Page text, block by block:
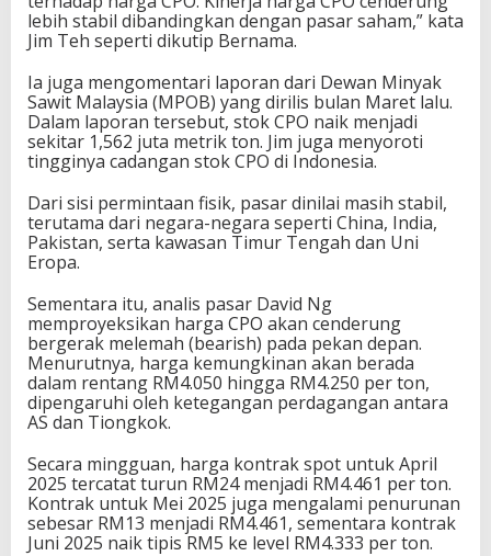
lebih stabil dibandingkan dengan pasar saham,” kata
Jim Teh seperti dikutip Bernama.
Ia juga mengomentari laporan dari Dewan Minyak
Sawit Malaysia (MPOB) yang dirilis bulan Maret lalu.
Dalam laporan tersebut, stok CPO naik menjadi
sekitar 1,562 juta metrik ton. Jim juga menyoroti
tingginya cadangan stok CPO di Indonesia.
Dari sisi permintaan fisik, pasar dinilai masih stabil,
terutama dari negara-negara seperti China, India,
Pakistan, serta kawasan Timur Tengah dan Uni
Eropa.
Sementara itu, analis pasar David Ng
memproyeksikan harga CPO akan cenderung
bergerak melemah (bearish) pada pekan depan.
Menurutnya, harga kemungkinan akan berada
dalam rentang RM4.050 hingga RM4.250 per ton,
dipengaruhi oleh ketegangan perdagangan antara
AS dan Tiongkok.
Secara mingguan, harga kontrak spot untuk April
2025 tercatat turun RM24 menjadi RM4.461 per ton.
Kontrak untuk Mei 2025 juga mengalami penurunan
sebesar RM13 menjadi RM4.461, sementara kontrak
Juni 2025 naik tipis RM5 ke level RM4.333 per ton.